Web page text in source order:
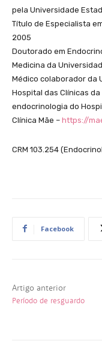
pela Universidade
Título de Especialista
2005
Doutorado em
Medicina da
Médico colaborador da
Hospital das Clínicas da
endocrinologia do
Clínica Mãe – https://
CRM 103.254
Facebook
Artigo anterior
Período de resguardo